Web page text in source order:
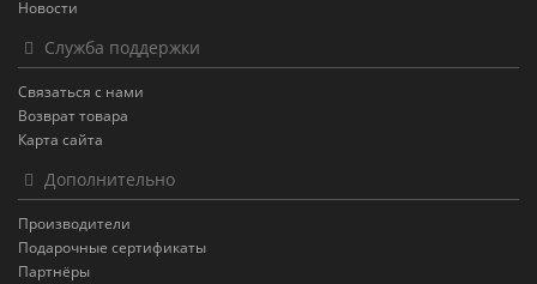
Новости
Служба поддержки
Связаться с нами
Возврат товара
Карта сайта
Дополнительно
Производители
Подарочные сертификаты
Партнёры